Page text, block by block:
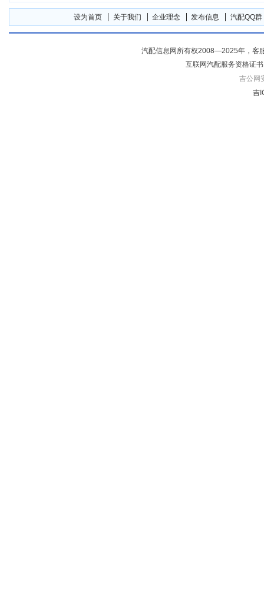
设为首页 关于我们 企业理念 发布信息 汽配QQ群
汽配信息网所有权2008—2025年，客
互联网汽配服务资格证
吉公网
吉